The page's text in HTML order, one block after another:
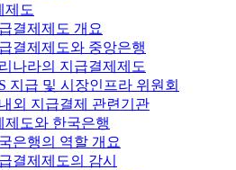
제도
결제제도 개요
결제제도와 중앙은행
나라의 지급결제제도
지급 및 시장인프라 위원회
외 지급결제 관련기관
제도와 한국은행
은행의 역할 개요
결제제도의 감시